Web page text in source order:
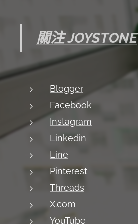
關注 JOYSTONE
Blogger
Facebook
Instagram
Linkedin
Line
Pinterest
Threads
X.com
YouTube